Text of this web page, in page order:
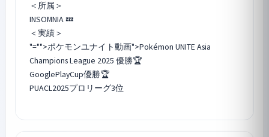
＜所属＞
INSOMNIA 💤
"="">ポケモンユナイト動画">Pokémon UNITE Asia
Champions League 2025 優勝🏆
GooglePlayCup優勝🏆
PUACL2025プロリーグ3位